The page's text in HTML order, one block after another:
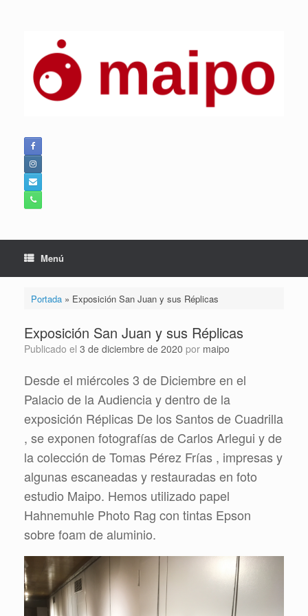
Menú
Portada» Exposición San Juan y sus Réplicas
Exposición San Juan y sus Réplicas
Publicado el 3 de diciembre de 2020 por maipo
Desde el miércoles 3 de Diciembre en el
Palacio de la Audiencia y dentro de la
exposición Réplicas De los Santos de Cuadrilla
, se exponen fotografías de Carlos Arlegui y de
la colección de Tomas Pérez Frías , impresas y
algunas escaneadas y restauradas en foto
estudio Maipo. Hemos utilizado papel
Hahnemuhle Photo Rag con tintas Epson
sobre foam de aluminio.